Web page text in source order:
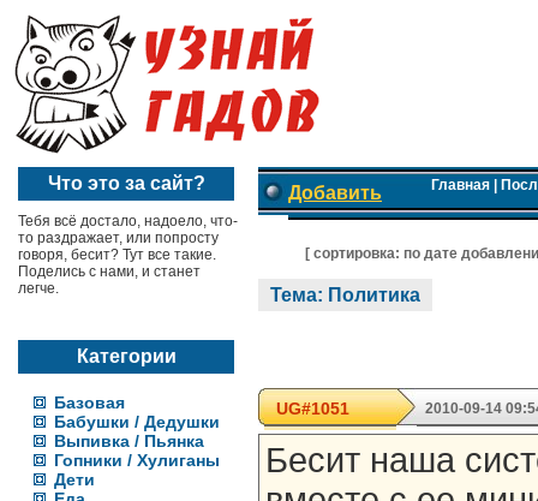
Что это за сайт?
Тебя всё достало, надоело, что-
то раздражает, или попросту
говоря, бесит? Тут все такие.
Поделись с нами, и станет
легче.
Категории
Базовая
Бабушки / Дедушки
Выпивка / Пьянка
Гопники / Хулиганы
Дети
Добавить Главная|
[ cортировка: по дате
Тема: Политика
UG#1051 2010-09-14
Бесит наша